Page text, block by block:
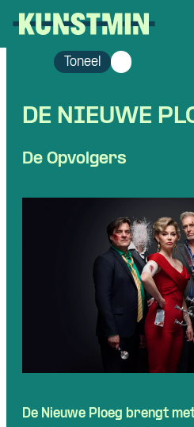
Skip
Toneel
DE NIEUWE
De Opvolgers
De Nieuwe Ploeg brengt